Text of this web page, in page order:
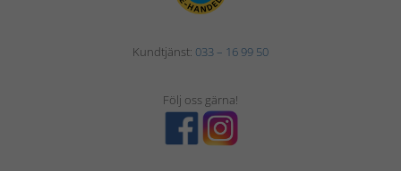
Kundtjänst: 033 – 16 99 50
Följ oss gärna!